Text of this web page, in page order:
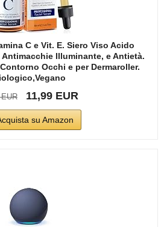
C e Vit. E. Siero Viso Acido
Illuminante, e Antietà.
Occhi e per Dermaroller.
11,99 EUR
su Amazon